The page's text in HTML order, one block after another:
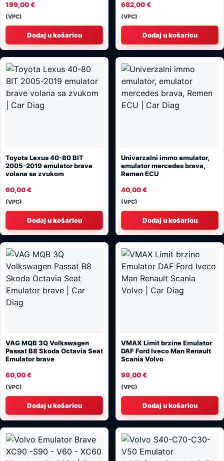
199,00€
(VPC)
Dodaj u košaricu
682,00€
(VPC)
Dodaj u košaricu
Toyota Lexus 40-80 BIT
2005-2019 emulator brave
volana sa zvukom
60,00€
(VPC)
Dodaj u košaricu
Univerzalni immo emulator,
emulator mercedes brava,
Remen ECU
40,00€
(VPC)
Dodaj u košaricu
VAG MQB 3Q Volkswagen
Passat B8 Skoda Octavia Seat
Emulator brave
60,00€
(VPC)
Dodaj u košaricu
VMAX ​​Limit brzine Emulator
DAF Ford Iveco Man Renault
Scania Volvo
99,00€
(VPC)
Dodaj u košaricu